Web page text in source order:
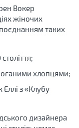
Вокер
жіночих
таких
хлопцями;
з «Клубу
дизайнера